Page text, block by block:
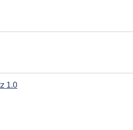
1.0